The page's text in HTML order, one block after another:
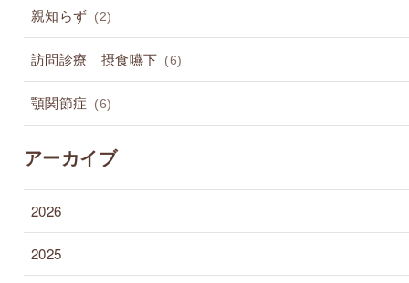
親知らず (2)
訪問診療 摂食嚥下 (6)
顎関節症 (6)
アーカイブ
2026
2025